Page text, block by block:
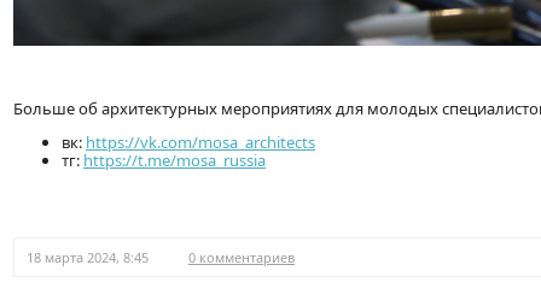
Больше об архитектурных мероприятиях для молодых
вк: https://vk.com/mosa_architects
тг: https://t.me/mosa_russia
18 марта 2024, 8:45 0 комментариев